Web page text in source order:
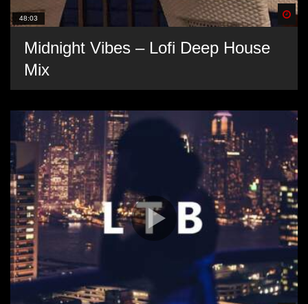
48:03
Midnight Vibes – Lofi Deep House
Mix